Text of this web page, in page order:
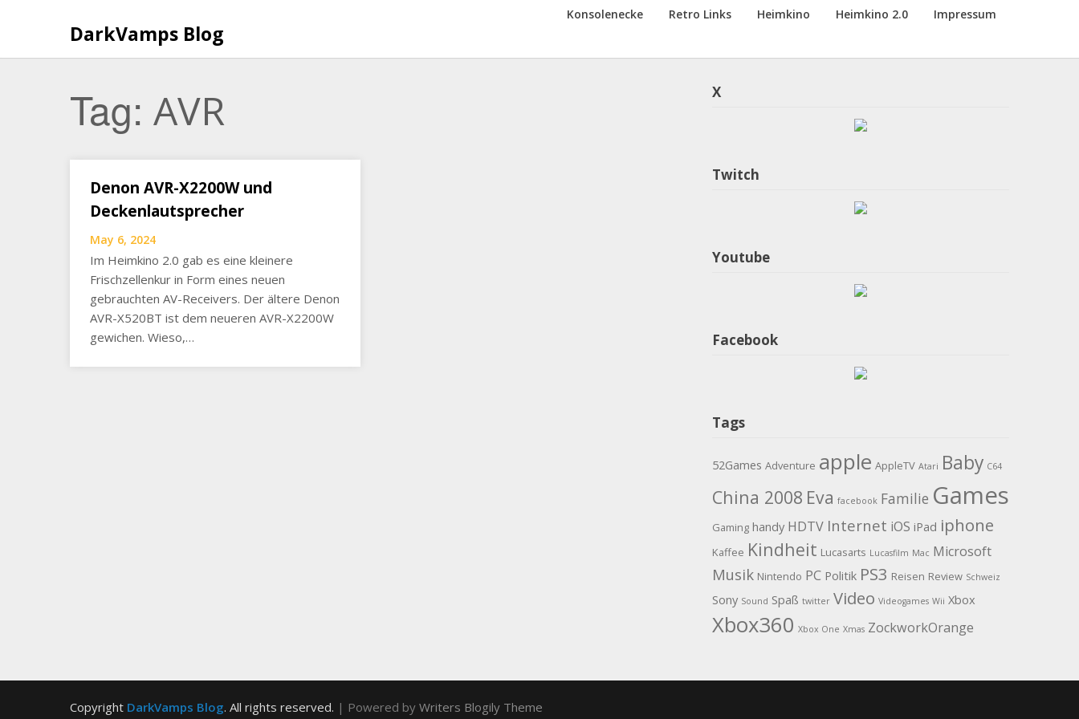
DarkVamps Blog
Konsolenecke Retro Links Heimkino Heimkino 2.0 Impressum
Tag: AVR
Denon AVR-X2200W und
Deckenlautsprecher
May 6, 2024
Im Heimkino 2.0 gab es eine kleinere
Frischzellenkur in Form eines neuen
gebrauchten AV-Receivers. Der ältere Denon
AVR-X520BT ist dem neueren AVR-X2200W
gewichen. Wieso,…
X
Twitch
Youtube
Facebook
Tags
52Games Adventure apple AppleTV Atari Baby C64
China 2008 Eva facebook Familie Games
Gaming handy HDTV Internet iOS iPad iphone
Kaffee Kindheit Lucasarts Lucasfilm Mac Microsoft
Musik Nintendo PC Politik PS3 Reisen Review Schweiz
Sony Sound Spaß twitter Video Videogames Wii Xbox
Xbox360 Xbox One Xmas ZockworkOrange
Copyright DarkVamps Blog. All rights reserved. | Powered by Writers Blogily Theme